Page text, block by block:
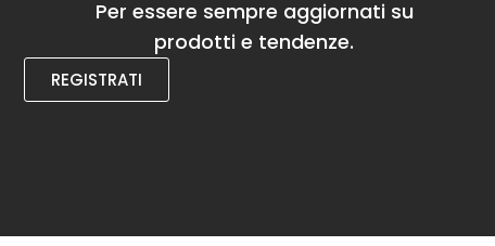
Per essere sempre aggiornati su
prodotti e tendenze.
REGISTRATI